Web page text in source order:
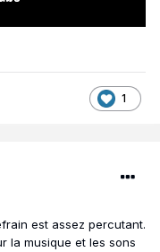
1
est assez percutant.
la musique et les sons